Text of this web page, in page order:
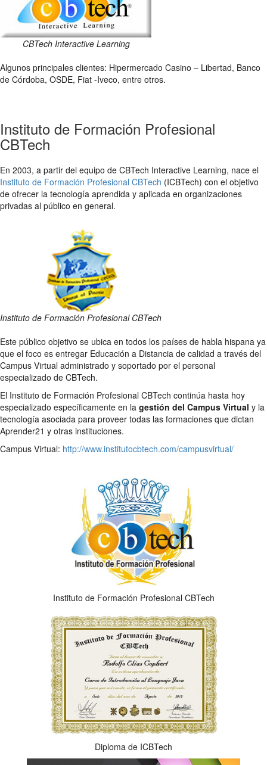
CBTech Interactive Learning
Algunos principales clientes: Hipermercado Casino – Libertad, Banco
de Córdoba, OSDE, Fiat -Iveco, entre otros.
Instituto de Formación Profesional
CBTech
En 2003, a partir del equipo de CBTech Interactive Learning, nace el
Instituto de Formación Profesional CBTech (ICBTech) con el objetivo
de ofrecer la tecnología aprendida y aplicada en organizaciones
privadas al público en general.
Instituto de Formación Profesional CBTech
Este público objetivo se ubica en todos los países de habla hispana ya
que el foco es entregar Educación a Distancia de calidad a través del
Campus Virtual administrado y soportado por el personal
especializado de CBTech.
El Instituto de Formación Profesional CBTech continúa hasta hoy
especializado específicamente en la gestión del Campus Virtual y la
tecnología asociada para proveer todas las formaciones que dictan
Aprender21 y otras instituciones.
Campus Virtual: http://www.institutocbtech.com/campusvirtual/
Instituto de Formación Profesional CBTech
Diploma de ICBTech